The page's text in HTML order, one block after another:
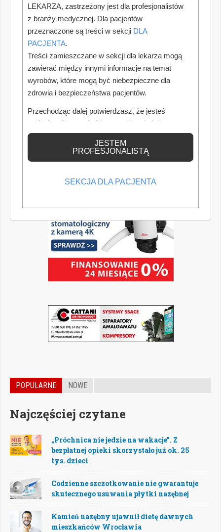
POPULARNE NOWE
Najczęściej czytane
„Próchnica nie jedzie na wakacje”. Z
bezpłatnej opieki skorzystało już ok. 25
tys. dzieci
Codzienne szczotkowanie nie gwarantuje
skutecznego usuwania płytki nazębnej
Kamień nazębny ujawnił dietę dawnych
mieszkańców Wrocławia
LEKARZA, zastrzeżony jest dla profesjonalistów
z branży medycznej. Dla pacjentów
przeznaczone są treści w sekcji DLA
PACJENTA.
Treści zamieszczane w sekcji dla lekarza mogą
zawierać między innymi informacje na temat
wyrobów, które mogą być niebezpieczne dla
zdrowia i bezpieczeństwa pacjentów.
Przechodząc dalej potwierdzasz, że jesteś
profesjonalistą posiadającym odpowiednią
wiedzę medyczną.
JESTEM
PROFESJONALISTĄ
SEKCJA DLA PACJENTA